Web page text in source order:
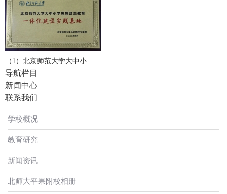
（1）北京师范大学大中小
导航栏目
新闻中心
联系我们
学校概况
教育研究
新闻资讯
北师大平果附校相册